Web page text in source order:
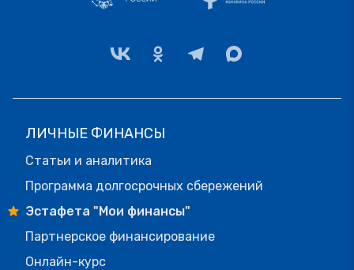
ЛИЧНЫЕ ФИНАНСЫ
Статьи и аналитика
Программа долгосрочных сбережений
Эстафета "Мои финансы"
Партнерское финансирование
Онлайн-курс